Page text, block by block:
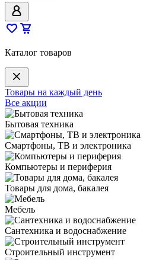
Каталог товаров
Товары на каждый день
Все акции
Бытовая техника
Смартфоны, ТВ и электроника
Компьютеры и периферия
Товары для дома, бакалея
Мебель
Сантехника и водоснабжение
Строительный инструмент